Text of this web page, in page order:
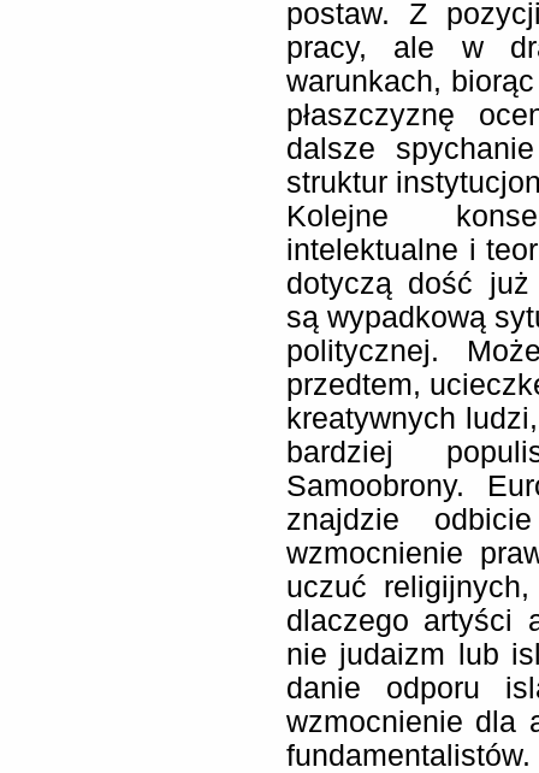
postaw. Z
pracy, ale w
warunkach,
płaszczyznę
dalsze
struktur
Kolejne
intelektualne i
dotyczą dość już
są wypadkową
politycznej.
przedtem,
kreatywnych
bardziej
Samoobrony.
znajdzie
wzmocnienie
uczuć
dlaczego artyści
nie judaizm lub
danie odporu
wzmocnienie dla
fundamentalistów.